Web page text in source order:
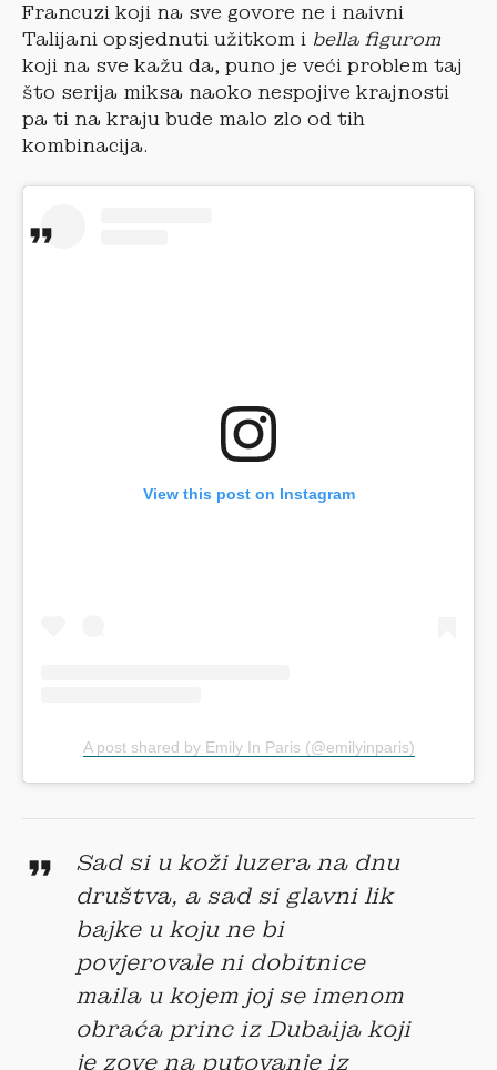
Francuzi koji na sve govore ne i naivni
Talijani opsjednuti užitkom i bella figurom
koji na sve kažu da, puno je veći problem taj
što serija miksa naoko nespojive krajnosti
pa ti na kraju bude malo zlo od tih
kombinacija.
View this post on Instagram
A post shared by Emily In Paris (@emilyinparis)
Sad si u koži luzera na dnu
društva, a sad si glavni lik
bajke u koju ne bi
povjerovale ni dobitnice
maila u kojem joj se imenom
obraća princ iz Dubaija koji
je zove na putovanje iz